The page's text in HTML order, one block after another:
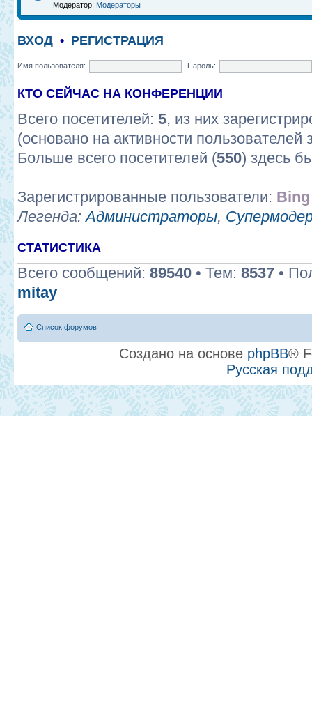
Модератор: Модераторы
ВХОД • РЕГИСТРАЦИЯ
Имя пользователя: Пароль:
КТО СЕЙЧАС НА КОНФЕРЕНЦИИ
Всего посетителей: 5, из них
(основано на активности пользователей
Больше всего посетителей (550) здесь
Зарегистрированные пользователи:
Легенда:Администраторы,
СТАТИСТИКА
Всего сообщений: 89540 • Тем: 8537 •
mitay
Список форумов
Создано на основе phpBB®
Русская